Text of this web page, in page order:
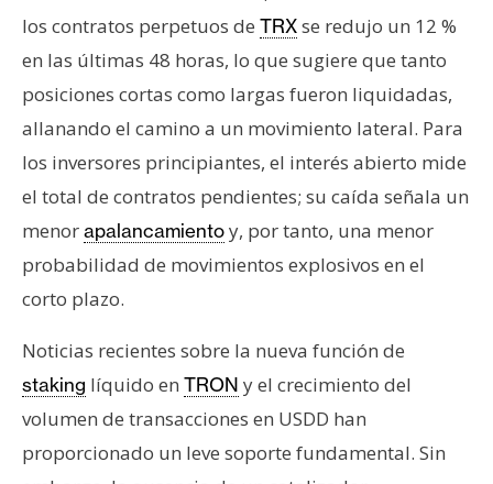
los contratos perpetuos de TRXse redujo un 12 %
en las últimas 48 horas, lo que sugiere que tanto
posiciones cortas como largas fueron liquidadas,
allanando el camino a un movimiento lateral. Para
los inversores principiantes, el interés abierto mide
el total de contratos pendientes; su caída señala un
menorapalancamientoy, por tanto, una menor
probabilidad de movimientos explosivos en el
corto plazo.
Noticias recientes sobre la nueva función de
staking líquido en TRON y el crecimiento del
volumen de transacciones en USDD han
proporcionado un leve soporte fundamental. Sin